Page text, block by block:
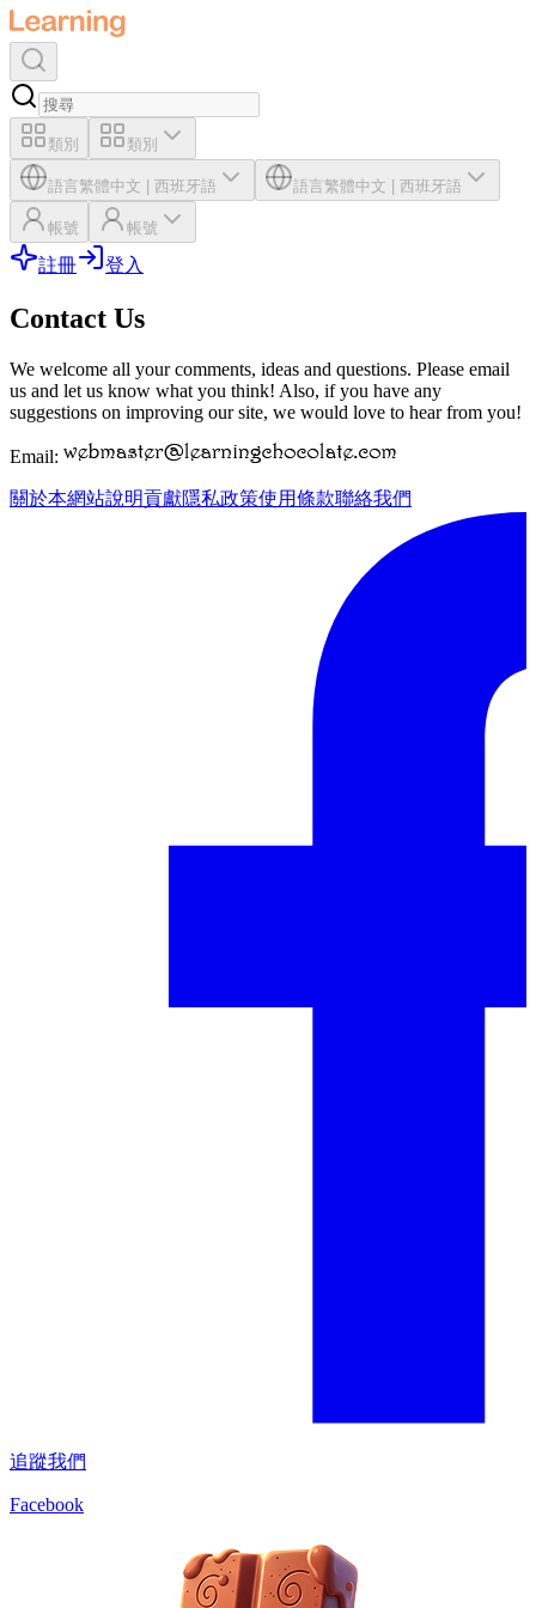
類別 類別
語言繁體中文 西班牙語 語言繁體中文 西班牙語
帳號 帳號
註冊 登入
Contact Us
We welcome all your comments, ideas and questions. Please email
us and let us know what you think! Also, if you have any
suggestions on improving our site, we would love to hear from you!
Email:
關於本網站說明貢獻隱私政策使用條款聯絡我們
追蹤我們
Facebook